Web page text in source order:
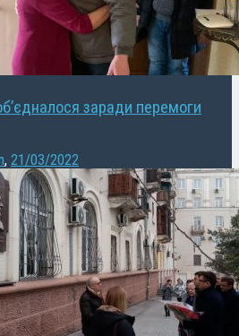
заради перемоги
, 21/03/2022